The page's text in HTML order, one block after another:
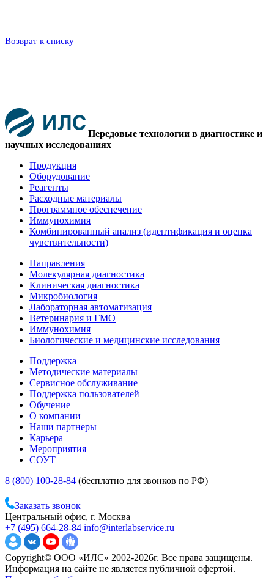
Возврат к списку
Передовые технологии в диагностике и
научных исследованиях
Продукция
Оборудование
Реагенты
Расходные материалы
Программное обеспечение
Иммунохимия
Комбинированный анализ (идентификация и оценка
чувствительности)
Направления
Молекулярная диагностика
Клиническая диагностика
Микробиология
Лабораторная автоматизация
Ветеринария и ГМО
Иммунохимия
Биологические и медицинские исследования
Поддержка
Методические материалы
Сервисное обслуживание
Поддержка пользователей
Обучение
О компании
Наши партнеры
Карьера
Мероприятия
СОУТ
8 (800) 100-28-84 (бесплатно для звонков по РФ)
Заказать звонок
Центральный офис, г. Москва
+7 (495) 664-28-84 info@interlabservice.ru
Copyright© ООО «ИЛС» 2002-2026г. Все права защищены.
Информация на сайте не является публичной офертой.